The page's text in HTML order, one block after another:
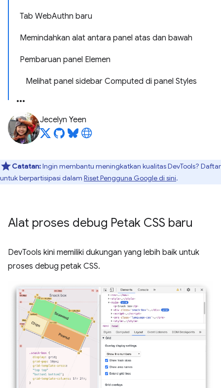
Tab WebAuthn baru
Memindahkan alat antara panel atas dan bawah
Pembaruan panel Elemen
Melihat panel sidebar Computed di panel Styles
Jecelyn Yeen
Catatan:Ingin membantu meningkatkan kualitas DevTools? Daftar
untuk berpartisipasi dalam Riset Pengguna Google di sini.
Alat proses debug Petak CSS baru
DevTools kini memiliki dukungan yang lebih baik untuk
proses debug petak CSS.